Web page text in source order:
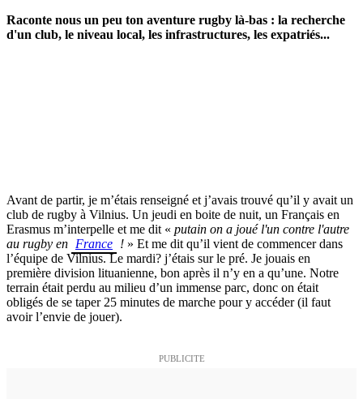
Raconte nous un peu ton aventure rugby là-bas : la recherche
d'un club, le niveau local, les infrastructures, les expatriés...
Avant de partir, je m’étais renseigné et j’avais trouvé qu’il y avait un
club de rugby à Vilnius. Un jeudi en boite de nuit, un Français en
Erasmus m’interpelle et me dit « putain on a joué l'un contre l'autre
au rugby en France ! » Et me dit qu’il vient de commencer dans
l’équipe de Vilnius. Le mardi? j’étais sur le pré. Je jouais en
première division lituanienne, bon après il n’y en a qu’une. Notre
terrain était perdu au milieu d’un immense parc, donc on était
obligés de se taper 25 minutes de marche pour y accéder (il faut
avoir l’envie de jouer).